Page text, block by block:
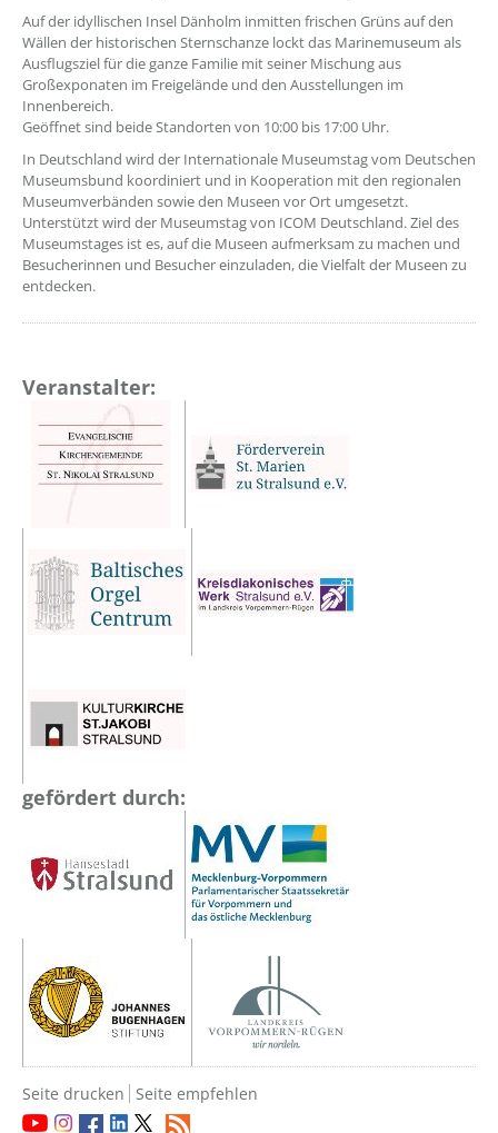
Auf der idyllischen Insel Dänholm inmitten frischen Grüns auf den
Wällen der historischen Sternschanze lockt das Marinemuseum als
Ausflugsziel für die ganze Familie mit seiner Mischung aus
Großexponaten im Freigelände und den Ausstellungen im
Innenbereich.
Geöffnet sind beide Standorten von 10:00 bis 17:00 Uhr.
In Deutschland wird der Internationale Museumstag vom Deutschen
Museumsbund koordiniert und in Kooperation mit den regionalen
Museumverbänden sowie den Museen vor Ort umgesetzt.
Unterstützt wird der Museumstag von ICOM Deutschland. Ziel des
Museumstages ist es, auf die Museen aufmerksam zu machen und
Besucherinnen und Besucher einzuladen, die Vielfalt der Museen zu
entdecken.
Veranstalter:
gefördert durch:
Seite drucken Seite empfehlen